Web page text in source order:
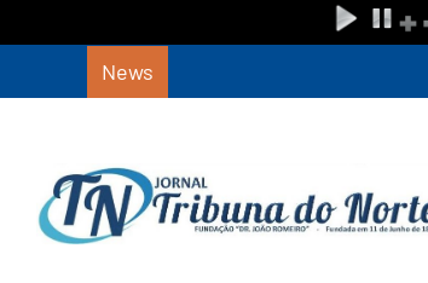
News Defesa Civil de SP monta